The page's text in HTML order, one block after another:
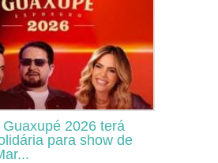
2026 terá
para show de